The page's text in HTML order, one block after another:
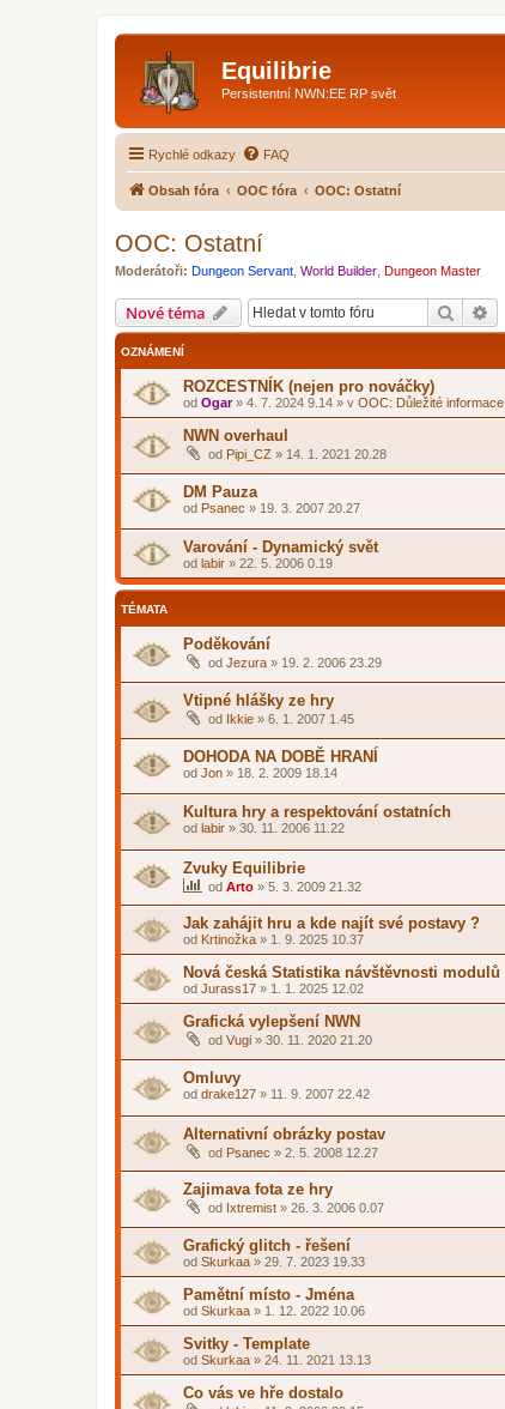
Equilibrie
Persistentní NWN:EE RP svět
Rychlé odkazy FAQ
Obsah fóra OOC fóra OOC: Ostatní
OOC: Ostatní
Moderátoři: Dungeon Servant World Builder Dungeon Master
Nové téma Hledat
OZNÁMENÍ
ROZCESTNÍK (nejen pro nováčky)
od Ogar» 4. 7. 2024 9.14 » v OOC: Důležité informace
NWN overhaul
od Pipi_CZ » 14. 1. 2021 20.28
DM Pauza
od Psanec » 19. 3. 2007 20.27
Varování - Dynamický svět
od labir » 22. 5. 2006 0.19
TÉMATA
Poděkování
od Jezura » 19. 2. 2006 23.29
Vtipné hlášky ze hry
od Ikkie » 6. 1. 2007 1.45
DOHODA NA DOBĚ HRANÍ
od Jon » 18. 2. 2009 18.14
Kultura hry a respektování ostatních
od labir » 30. 11. 2006 11.22
Zvuky Equilibrie
od Arto » 5. 3. 2009 21.32
Jak zahájit hru a kde najít své postavy ?
od Krtinožka » 1. 9. 2025 10.37
Nová česká Statistika návštěvnosti modulů
od Jurass17 » 1. 1. 2025 12.02
Grafická vylepšení NWN
od Vugi » 30. 11. 2020 21.20
Omluvy
od drake127 » 11. 9. 2007 22.42
Alternativní obrázky postav
od Psanec » 2. 5. 2008 12.27
Zajimava fota ze hry
od Ixtremist » 26. 3. 2006 0.07
Grafický glitch - řešení
od Skurkaa » 29. 7. 2023 19.33
Pamětní místo - Jména
od Skurkaa » 1. 12. 2022 10.06
Svitky - Template
od Skurkaa » 24. 11. 2021 13.13
Co vás ve hře dostalo